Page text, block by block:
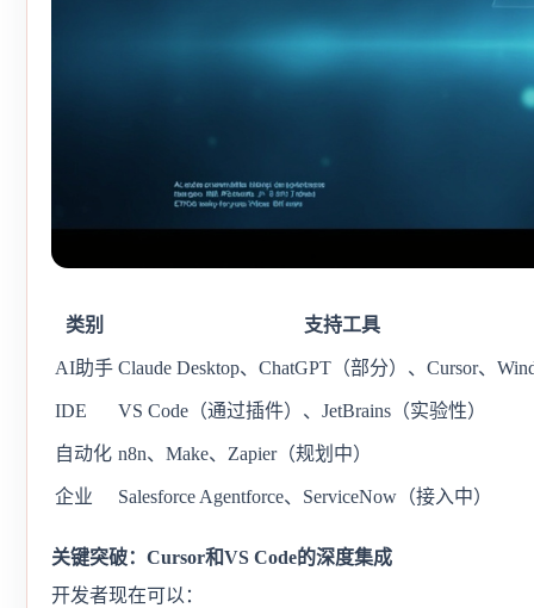
类别 支持工具
AI助手 Claude Desktop、ChatGPT（部分）、Cursor、
IDE VS Code（通过插件）、JetBrains（实验性）
自动化 n8n、Make、Zapier（规划中）
企业 Salesforce Agentforce、ServiceNow（接入中）
关键突破：Cursor和VS Code的深度集成
开发者现在可以：